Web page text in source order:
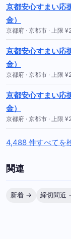
京都安心すまい応
金）
京都府 · 京都市 · 上限
京都安心すまい応
金）
京都府 · 京都市 · 上限
京都安心すまい応
金）
京都府 · 京都市 · 上限
4,488 件すべてを
関連
新着 → 締切間近